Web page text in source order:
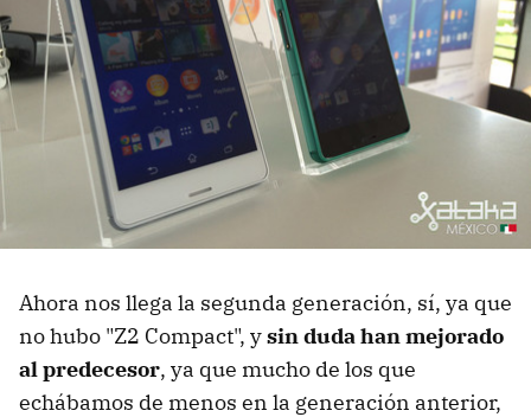
Ahora nos llega la segunda generación, sí, ya que
no hubo "Z2 Compact", ysin duda han mejorado
al predecesor, ya que mucho de los que
echábamos de menos en la generación anterior,